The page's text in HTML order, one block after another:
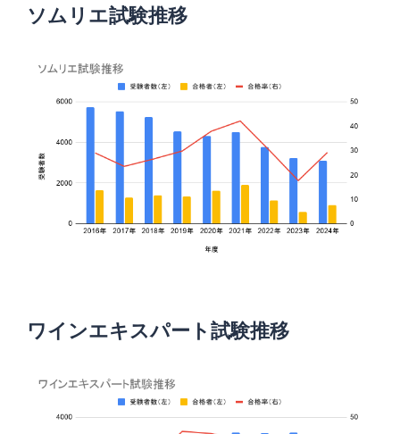
ソムリエ試験推移
ワインエキスパート試験推移